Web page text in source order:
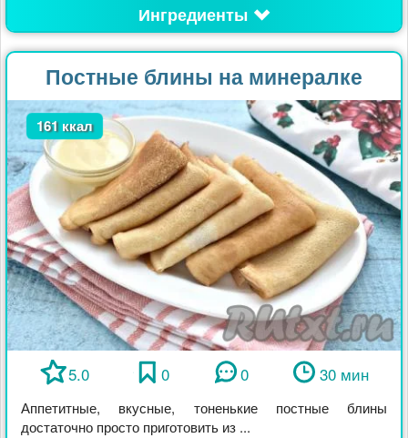
Ингредиенты
Постные блины на минералке
161 ккал
5.0 0 0 30 мин
Аппетитные, вкусные, тоненькие постные блины
достаточно просто приготовить из ...